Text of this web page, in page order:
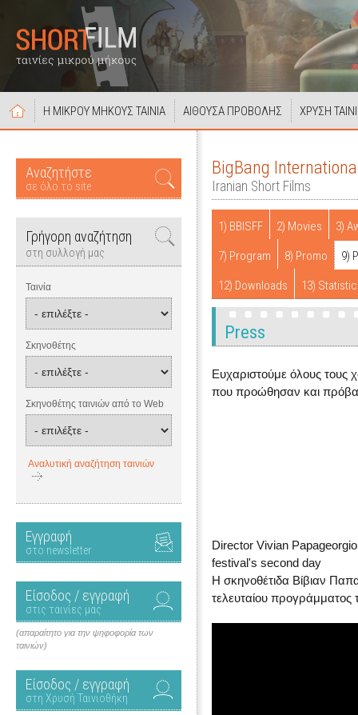
Η ΜΙΚΡΟΥ ΜΗΚΟΥΣ ΤΑΙΝΙΑ ΑΙΘΟΥΣΑ ΠΡΟΒΟΛΗΣ ΧΡΥΣΗ
Αναζητήστε
σε όλο το site
Γρήγορη αναζήτηση
στη συλλογή μας
Ταινία
Σκηνοθέτης
Σκηνοθέτης ταινιών από το Web
Αναλυτική αναζήτηση ταινιών
Εγγραφή
στο newsletter
Είσοδος / εγγραφή
στις ταινίες μας
(απαραίτητο για την ψηφοφορία των
ταινιών)
Είσοδος / εγγραφή
στη Χρυσή Ταινιοθήκη
BigBang
Iranian Short Films
1) BBISFF 2) Movies 3)
7) Program 8) Promo 9)
12) Downloads 13)
Press
Ευχαριστούμε όλους τους
που προώθησαν και
Director Vivian
festival's second day
Η σκηνοθέτιδα Βίβιαν
τελευταίου προγράμματος